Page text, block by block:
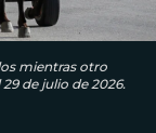
mientras otro
de julio de 2026.